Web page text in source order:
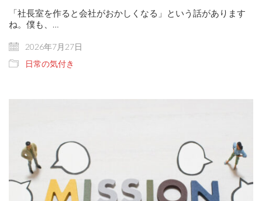
「社長室を作ると会社がおかしくなる」という話があります
ね。僕も、…
2026年7月27日
日常の気付き